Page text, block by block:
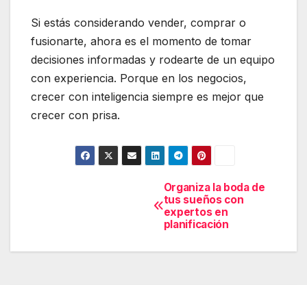
Si estás considerando vender, comprar o
fusionarte, ahora es el momento de tomar
decisiones informadas y rodearte de un equipo
con experiencia. Porque en los negocios,
crecer con inteligencia siempre es mejor que
crecer con prisa.
Organiza la boda de
tus sueños con
expertos en
planificación